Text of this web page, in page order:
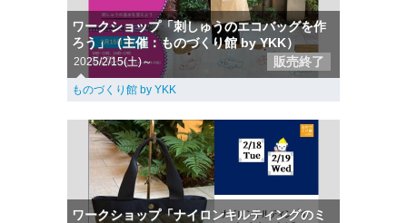
ワークショップ「刺しゅうのエコバッグを作
ろう」（主催：ものづくり館 by YKK）
2025/2/15(土)～ 販売終了
ものづくり館 by YKK
ワークショップ「ナイロンキルティングのミ